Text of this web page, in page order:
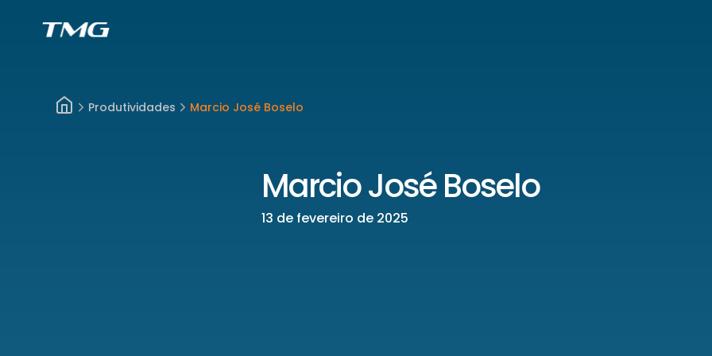
Produtividades Marcio José Boselo
Marcio José Boselo
13 de fevereiro de 2025